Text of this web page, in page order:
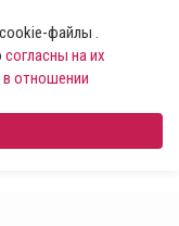
файлы .
согласны на их
в отношении